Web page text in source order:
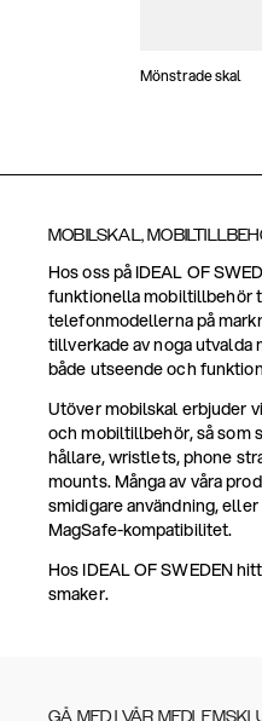
Mönstrade skal
MOBILSKAL,
Hos oss på IDEAL OF
funktionella mobiltillbehör
telefonmodellerna på
tillverkade av noga utvalda
både utseende och
Utöver mobilskal erbjuder
och mobiltillbehör, så som
hållare, wristlets, phone
mounts. Många av våra
smidigare användning,
MagSafe-kompatibilitet.
Hos IDEAL OF SWEDEN
smaker.
GÅ MED I VÅR